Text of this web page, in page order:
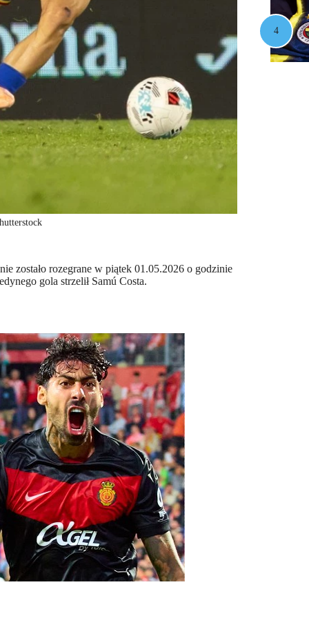
zostało rozegrane w piątek 01.05.2026 o godzinie
gola strzelił Samú Costa.